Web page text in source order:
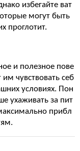
избегайте ват
могут быть
проглотит.
и полезное пове
чувствовать себ
условиях. Пон
ухаживать за пит
прибл